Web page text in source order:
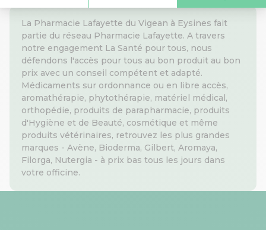
La Pharmacie Lafayette du Vigean à Eysines fait
partie du réseau Pharmacie Lafayette. A travers
notre engagement La Santé pour tous, nous
défendons l'accès pour tous au bon produit au bon
prix avec un conseil compétent et adapté.
Médicaments sur ordonnance ou en libre accès,
aromathérapie, phytothérapie, matériel médical,
orthopédie, produits de parapharmacie, produits
d'Hygiène et de Beauté, cosmétique et même
produits vétérinaires, retrouvez les plus grandes
marques - Avène, Bioderma, Gilbert, Aromaya,
Filorga, Nutergia - à prix bas tous les jours dans
votre officine.